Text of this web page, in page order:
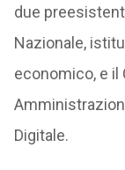
due
Nazionale,
economico, e il
Digitale.